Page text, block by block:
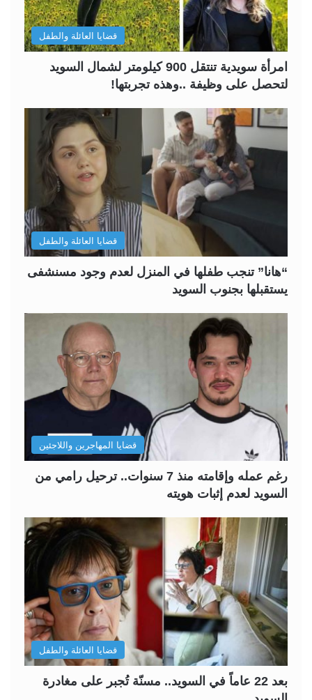
قضايا العائلة والطفل
امرأة سويدية تنتقل 900 كيلومتر لشمال السويد
لتحصل على وظيفة ..وهذه تجربتها!
قضايا العائلة والطفل
“هانا” تنجب طفلها في المنزل لعدم وجود مسنشفى
يستقبلها بجنوب السويد
قضايا المهاجرين واللاجئين
رغم عمله وإقامته منذ 7 سنوات.. ترحيل رامي من
السويد لعدم إثبات هويته
قضايا العائلة والطفل
بعد 22 عاماً في السويد.. مسنّة تُجبر على مغادرة